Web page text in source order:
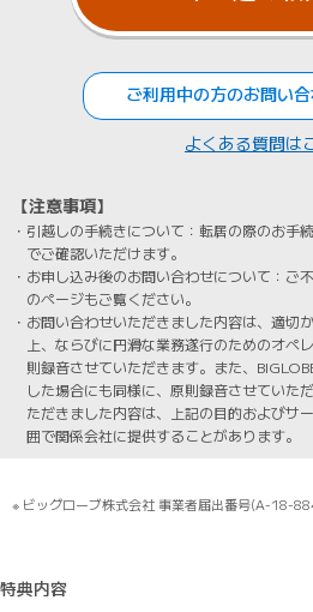
ご利用中の方のお問い
よくある質問は
【注意事項】
・引越しの手続きについて：転居の際のお手続
でご確認いただけます。
・お申し込み後のお問い合わせについて：ご不
のページもご覧ください。
・お問い合わせいただきました内容は、適切
上、ならびに円滑な業務遂行のためのオペ
則録音させていただきます。また、
した場合にも同様に、原則録音させていた
ただきました内容は、上記の目的およびサ
囲で関係会社に提供することがあります。
※ ビッグローブ株式会社 事業者届出番号(A-18-
特典内容